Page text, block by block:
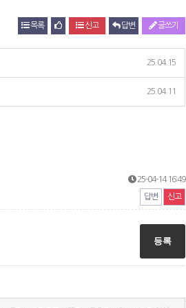
목록 신고 답변 글쓰기
25.04.15
25.04.11
25-04-14 16:49
답변 신고